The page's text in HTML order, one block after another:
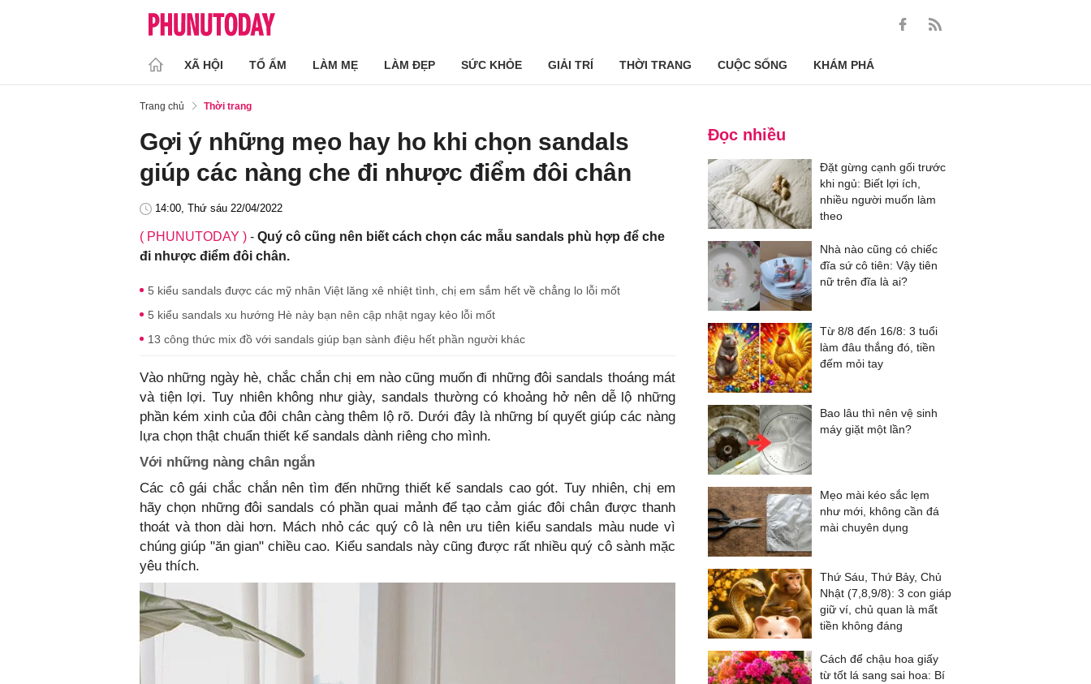
XÃ HỘI TỔ ẤM LÀM MẸ LÀM ĐẸP SỨC KHỎE GIẢI TRÍ THỜI TRANG CUỘC SỐNG KHÁM PHÁ
Trang chủ Thời trang
Gợi ý những mẹo hay ho khi chọn sandals
giúp các nàng che đi nhược điểm đôi chân
14:00, Thứ sáu 22/04/2022
( PHUNUTODAY ) - Quý cô cũng nên biết cách chọn các mẫu sandals phù hợp để che
đi nhược điểm đôi chân.
5 kiểu sandals được các mỹ nhân Việt lăng xê nhiệt tình, chị em sắm hết về chẳng lo lỗi mốt
5 kiểu sandals xu hướng Hè này bạn nên cập nhật ngay kẻo lỗi mốt
13 công thức mix đồ với sandals giúp bạn sành điệu hết phần người khác
Vào những ngày hè, chắc chắn chị em nào cũng muốn đi những đôi sandals thoáng mát
và tiện lợi. Tuy nhiên không như giày, sandals thường có khoảng hở nên dễ lộ những
phần kém xinh của đôi chân càng thêm lộ rõ. Dưới đây là những bí quyết giúp các nàng
lựa chọn thật chuẩn thiết kế sandals dành riêng cho mình.
Với những nàng chân ngắn
Các cô gái chắc chắn nên tìm đến những thiết kế sandals cao gót. Tuy nhiên, chị em
hãy chọn những đôi sandals có phần quai mảnh để tạo cảm giác đôi chân được thanh
thoát và thon dài hơn. Mách nhỏ các quý cô là nên ưu tiên kiểu sandals màu nude vì
chúng giúp "ăn gian" chiều cao. Kiểu sandals này cũng được rất nhiều quý cô sành mặc
yêu thích.
Đọc nhiều
Đặt gừng cạnh gối trước
khi ngủ: Biết lợi ích,
nhiều người muốn làm
theo
Nhà nào cũng có chiếc
đĩa sứ cô tiên: Vậy tiên
nữ trên đĩa là ai?
Từ 8/8 đến 16/8: 3 tuổi
làm đâu thắng đó, tiền
đếm mỏi tay
Bao lâu thì nên vệ sinh
máy giặt một lần?
Mẹo mài kéo sắc lẹm
như mới, không cần đá
mài chuyên dụng
Thứ Sáu, Thứ Bảy, Chủ
Nhật (7,8,9/8): 3 con giáp
giữ ví, chủ quan là mất
tiền không đáng
Cách để chậu hoa giấy
từ tốt lá sang sai hoa: Bí